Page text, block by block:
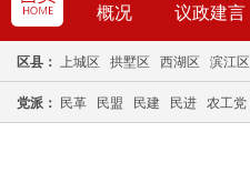
概况
议政建言
区县： 上城区 拱墅区 西湖区 滨江区
党派： 民革 民盟 民建 民进 农工党